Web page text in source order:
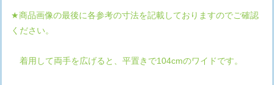
★商品画像の最後に各参考の寸法を記載しておりますのでご確認
ください。
着用して両手を広げると、平置きで104cmのワイドです。